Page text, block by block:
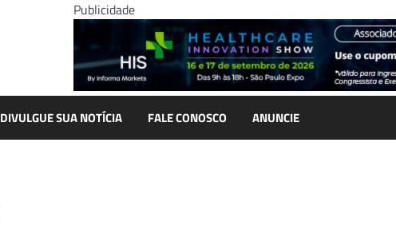
Publicidade
DIVULGUE SUA NOTÍCIA FALE CONOSCO ANUNCIE